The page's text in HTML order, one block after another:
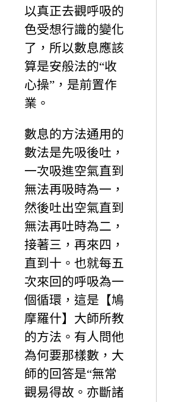
以真正去觀呼吸的
色受想行識的變化
了，所以數息應該
算是安般法的“收
心操”，是前置作
業。
數息的方法通用的
數法是先吸後吐，
一次吸進空氣直到
無法再吸時為一，
然後吐出空氣直到
無法再吐時為二，
接著三，再來四，
直到十。也就每五
次來回的呼吸為一
個循環，這是【鳩
摩羅什】大師所教
的方法。有人問他
為何要那樣數，大
師的回答是“無常
觀易得故。亦斷諸